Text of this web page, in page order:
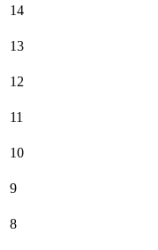
14
13
12
11
10
9
8